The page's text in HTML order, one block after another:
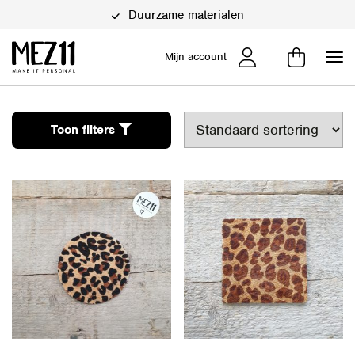
Duurzame materialen
Mijn account
Toon filters